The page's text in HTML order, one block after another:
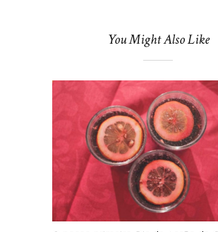
You Might Also Like